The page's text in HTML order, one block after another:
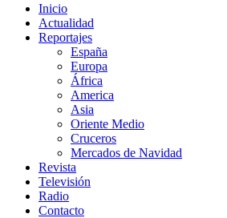
Inicio
Actualidad
Reportajes
España
Europa
África
America
Asia
Oriente Medio
Cruceros
Mercados de Navidad
Revista
Televisión
Radio
Contacto